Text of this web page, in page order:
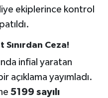
ekiplerince kontrol
Sınırdan Ceza!
infial yaratan
açıklama yayımladı.
5199 sayılı